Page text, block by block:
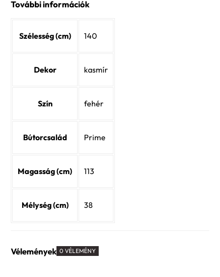
További információk
Szélesség (cm) 140
Dekor kasmír
Szín fehér
Bútorcsalád Prime
Magasság (cm) 113
Mélység (cm) 38
Vélemények 0 VÉLEMÉNY